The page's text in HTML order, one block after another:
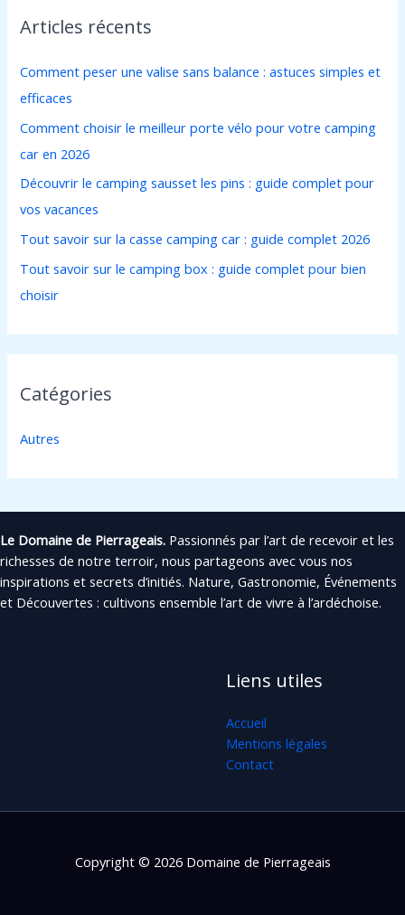
e
c
h
e
r
:
Articles récents
Comment peser une valise sans balance : astuces simples et
efficaces
Comment choisir le meilleur porte vélo pour votre camping
car en 2026
Découvrir le camping sausset les pins : guide complet pour
vos vacances
Tout savoir sur la casse camping car : guide complet 2026
Tout savoir sur le camping box : guide complet pour bien
choisir
Catégories
Autres
Le Domaine de Pierrageais. Passionnés par l’art de recevoir et les
richesses de notre terroir, nous partageons avec vous nos
inspirations et secrets d’initiés. Nature, Gastronomie, Événements
et Découvertes : cultivons ensemble l’art de vivre à l’ardéchoise.
Liens utiles
Accueil
Mentions légales
Contact
Copyright © 2026 Domaine de Pierrageais